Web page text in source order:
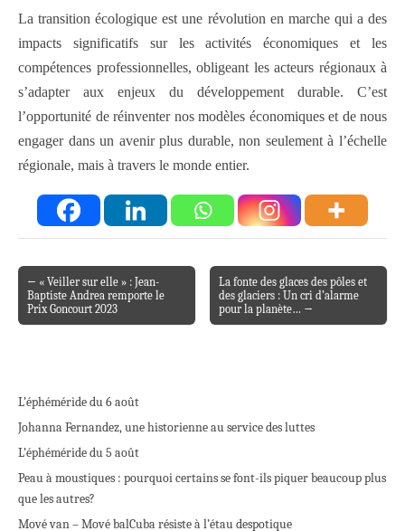
La transition écologique est une révolution en marche qui a des
impacts significatifs sur les activités économiques et les
compétences professionnelles, obligeant les acteurs régionaux à
s’adapter aux enjeux du développement durable. C’est
l’opportunité de réinventer nos modèles économiques et de nous
engager dans un avenir plus durable, non seulement à l’échelle
régionale, mais à travers le monde entier.
Post navigation
← « Veiller sur elle » : Jean-
Baptiste Andrea remporte le
Prix Goncourt 2023
La fonte des glaces des pôles et
des glaciers : Un cri d’alarme
pour la planète… →
L’éphéméride du 6 août
Johanna Fernandez, une historienne au service des luttes
L’éphéméride du 5 août
Peau à moustiques : pourquoi certains se font-ils piquer beaucoup plus
que les autres?
Mové van – Mové balCuba résiste à l’étau despotique